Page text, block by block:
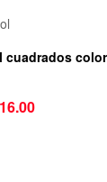
cuadrados